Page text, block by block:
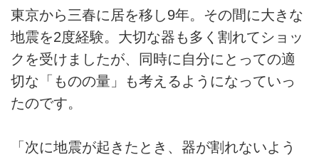
東京から三春に居を移し9年。その間に大きな
地震を2度経験。大切な器も多く割れてショッ
クを受けましたが、同時に自分にとっての適
切な「ものの量」も考えるようになっていっ
たのです。
「次に地震が起きたとき、器が割れないよう